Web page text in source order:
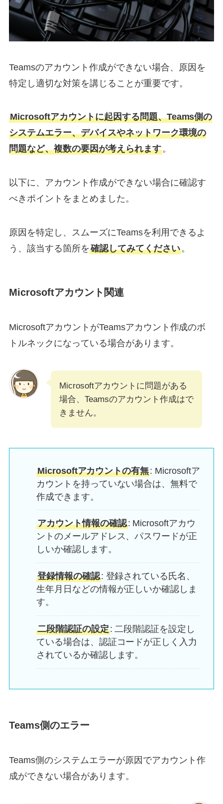
Teamsのアカウント作成ができない場合、原因を
特定し適切な対策を講じることが重要です。
Microsoftアカウントに起因する問題、Teams側の
システムエラー、デバイスやネットワーク環境の
問題など、複数の要因が考えられます。
以下に、アカウント作成ができない場合に確認す
べきポイントをまとめました。
原因を特定し、スムーズにTeamsを利用できるよ
う、該当する箇所を確認してみてください。
Microsoftアカウント関連
MicrosoftアカウントがTeamsアカウント作成のボ
トルネックになっている場合があります。
Microsoftアカウントに問題がある
場合、Teamsのアカウント作成はで
きません。
Microsoftアカウントの有無: Microsoftア
カウントを持っていない場合は、無料で
作成できます。
アカウント情報の確認: Microsoftアカウ
ントのメールアドレス、パスワードが正
しいか確認します。
登録情報の確認: 登録されている氏名、
生年月日などの情報が正しいか確認しま
す。
二段階認証の設定: 二段階認証を設定し
ている場合は、認証コードが正しく入力
されているか確認します。
Teams側のエラー
Teams側のシステムエラーが原因でアカウント作
成ができない場合があります。